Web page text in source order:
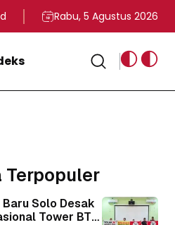
Presiden Prabowo yang
Staf Khusus Menag RI
Rabu, 5 Agustus 2026
Terpopuler
Solo Desak
Tower BTS,